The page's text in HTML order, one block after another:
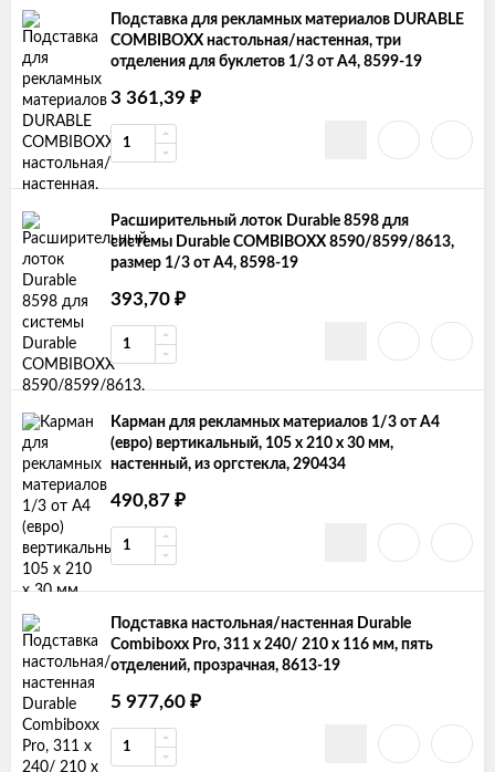
Подставка для рекламных материалов DURABLE
COMBIBOXX настольная/настенная, три
отделения для буклетов 1/3 от А4, 8599-19
3 361,39 ₽
Расширительный лоток Durable 8598 для
системы Durable COMBIBOXX 8590/8599/8613,
размер 1/3 от А4, 8598-19
393,70 ₽
Карман для рекламных материалов 1/3 от А4
(евро) вертикальный, 105 х 210 х 30 мм,
настенный, из оргстекла, 290434
490,87 ₽
Подставка настольная/настенная Durable
Combiboxx Pro, 311 x 240/ 210 x 116 мм, пять
отделений, прозрачная, 8613-19
5 977,60 ₽